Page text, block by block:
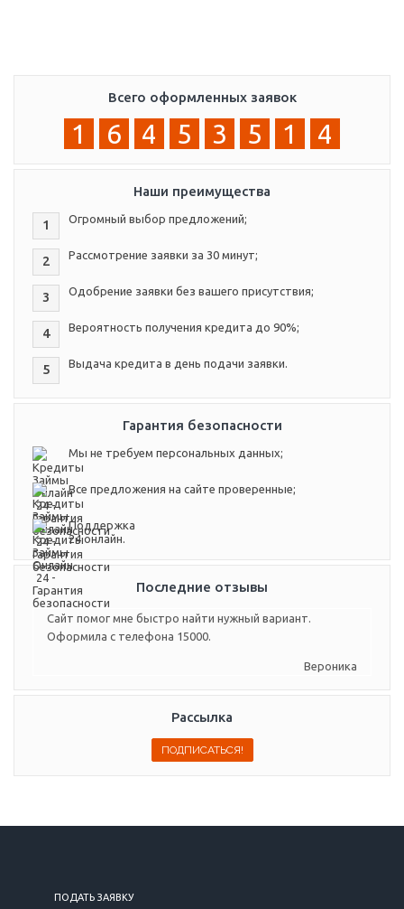
Всего оформленных заявок
1 6 4 5 3 5 1 4
Наши преимущества
1 Огромный выбор предложений;
2 Рассмотрение заявки за 30 минут;
3 Одобрение заявки без вашего присутствия;
4 Вероятность получения кредита до 90%;
5 Выдача кредита в день подачи заявки.
Гарантия безопасности
Мы не требуем персональных данных;
Все предложения на сайте проверенные;
Поддержка
24 онлайн.
Последние отзывы
Сайт помог мне быстро найти нужный вариант.
Оформила с телефона 15000.
Вероника
Рассылка
ПОДАТЬ ЗАЯВКУ